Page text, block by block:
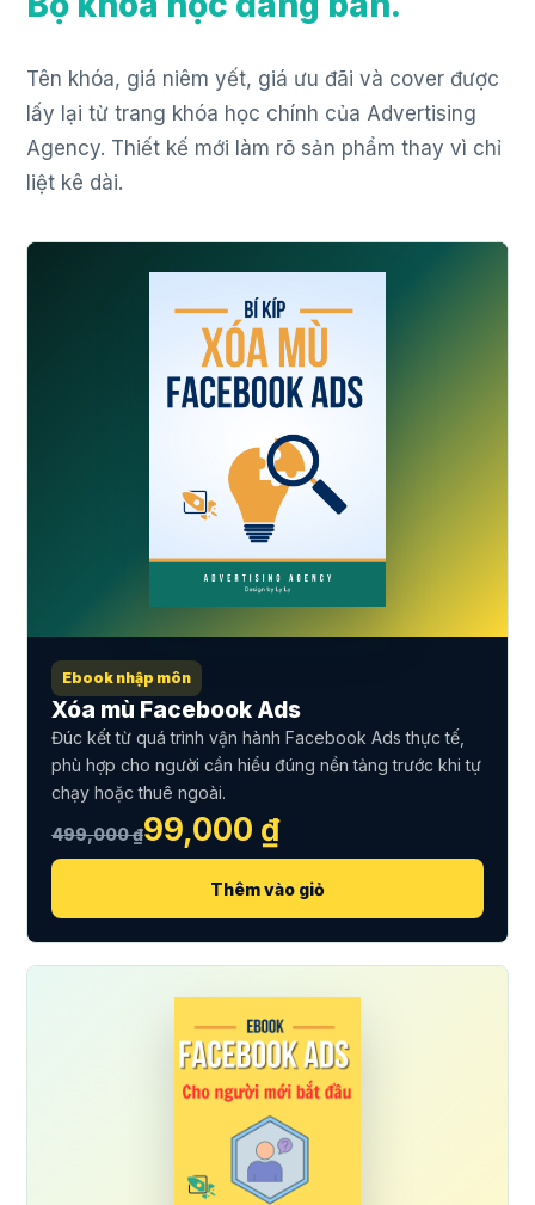
Tên khóa, giá niêm yết, giá ưu đãi và cover được
lấy lại từ trang khóa học chính của Advertising
Agency. Thiết kế mới làm rõ sản phẩm thay vì chỉ
liệt kê dài.
Ebook nhập môn
Xóa mù Facebook Ads
Đúc kết từ quá trình vận hành Facebook Ads thực tế,
phù hợp cho người cần hiểu đúng nền tảng trước khi tự
chạy hoặc thuê ngoài.
499,000 ₫99,000 ₫
Thêm vào giỏ